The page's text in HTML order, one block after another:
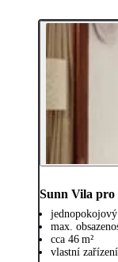
Sunn Vila pro
max.
cca 46 m²
vlastní